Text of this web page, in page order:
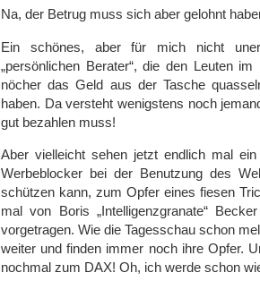
Na, der Betrug muss sich aber gelohnt
Ein schönes, aber für mich nicht
„persönlichen Berater“, die den Leuten
nöcher das Geld aus der Tasche
haben. Da versteht wenigstens noch
gut bezahlen muss!
Aber vielleicht sehen jetzt endlich mal
Werbeblocker bei der Benutzung des
schützen kann, zum Opfer eines fiesen
mal von Boris „Intelligenzgranate“
vorgetragen. Wie die Tagesschau schon
weiter und finden immer noch ihre Opfer.
nochmal zum DAX! Oh, ich werde schon